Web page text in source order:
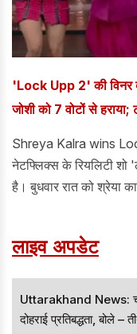
'Lock Upp 2' की विनर
जोशी को 7 वोटों से
Shreya Kalra wins
नेटफ्लिक्स के रियलिटी शो
है। बुधवार रात को श्रेया
लाइव अपडेट
Uttarakhand News:
दोहराई प्रतिबद्धता, बोले –